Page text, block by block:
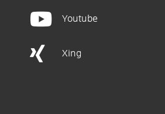
Youtube
Xing